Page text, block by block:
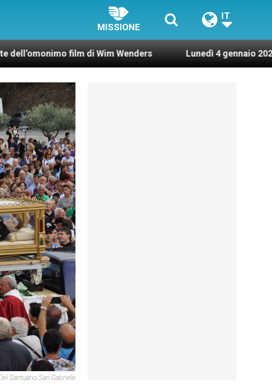
MISSIONE
IT
di Wim Wenders Lunedì 4 gennaio 2021: Possesso
Santuario San Gabriele